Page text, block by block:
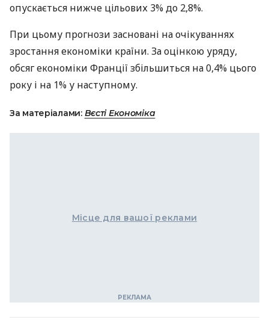
опускається нижче цільових 3% до 2,8%.
При цьому прогнози засновані на очікуваннях
зростання економіки країни. За оцінкою уряду,
обсяг економіки Франції збільшиться на 0,4% цього
року і на 1% у наступному.
За матеріалами: Вєсті Економіка
Місце для вашої реклами